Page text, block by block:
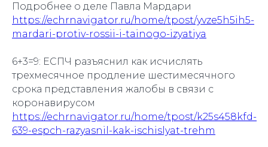
Подробнее о деле Павла Мардари
https://echrnavigator.ru/home/tpost/yvze5h5ih5-
mardari-protiv-rossii-i-tainogo-izyatiya
6+3=9: ЕСПЧ разъяснил как исчислять
трехмесячное продление шестимесячного
срока представления жалобы в связи с
коронавирусом
https://echrnavigator.ru/home/tpost/k25s458kfd-
639-espch-razyasnil-kak-ischislyat-trehm